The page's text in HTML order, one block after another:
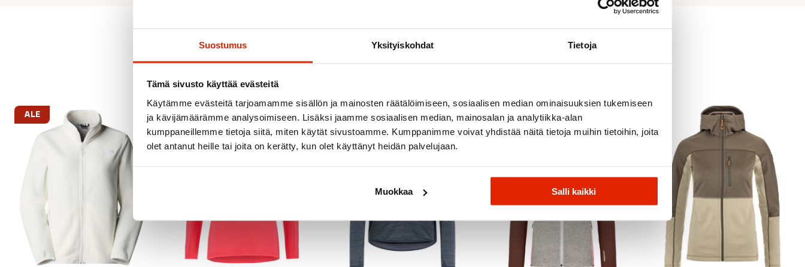
Suostumus Yksityiskohdat Tietoja
Tämä sivusto käyttää evästeitä
Käytämme evästeitä tarjoamamme sisällön ja mainosten räätälöimiseen, sosiaalisen median ominaisuuksien tukemiseen
ja kävijämäärämme analysoimiseen. Lisäksi jaamme sosiaalisen median, mainosalan ja analytiikka-alan
kumppaneillemme tietoja siitä, miten käytät sivustoamme. Kumppanimme voivat yhdistää näitä tietoja muihin tietoihin, joita
olet antanut heille tai joita on kerätty, kun olet käyttänyt heidän palvelujaan.
Muokkaa Salli kaikki
ALE ALE ALE